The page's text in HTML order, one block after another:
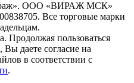
ООО «ВИРАЖ МСК»
Все торговые марки
Продолжая пользоваться
Вы даете согласие на
в соответствии с
.